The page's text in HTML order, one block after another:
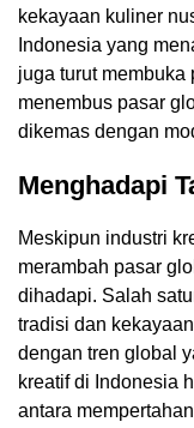
kekayaan kuliner
Indonesia yang
juga turut
menembus pasar
dikemas dengan
Menghadapi
Meskipun industri
merambah pasar
dihadapi. Salah
tradisi dan
dengan tren global
kreatif di Indonesia
antara